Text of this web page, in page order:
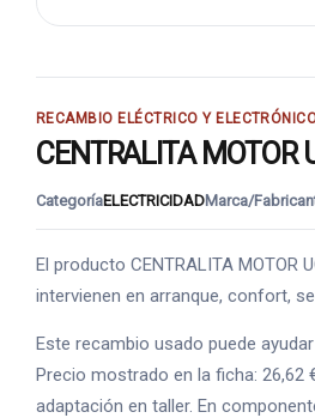
RECAMBIO ELÉCTRICO Y
CENTRALITA
CategoríaELECTRICIDADMarca/
El producto CENTRALITA
intervienen en arranque, confort,
Este recambio usado puede
Precio mostrado en la ficha: 26,62
adaptación en taller. En